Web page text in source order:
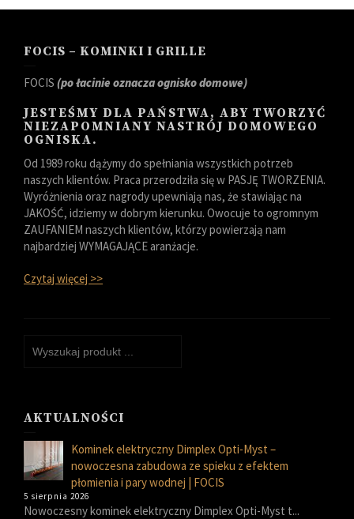
FOCIS – KOMINKI I GRILLE
FOCIS (po łacinie oznacza ognisko domowe)
JESTEŚMY DLA PAŃSTWA, ABY TWORZYĆ
NIEZAPOMNIANY NASTRÓJ DOMOWEGO
OGNISKA.
Od 1989 roku dążymy do spełniania wszystkich potrzeb
naszych klientów. Praca przerodziła się w PASJĘ TWORZENIA.
Wyróżnienia oraz nagrody upewniają nas, że stawiając na
JAKOŚĆ, idziemy w dobrym kierunku. Owocuje to ogromnym
ZAUFANIEM naszych klientów, którzy powierzają nam
najbardziej WYMAGAJĄCE aranżacje.
Czytaj więcej >>
AKTUALNOŚCI
Kominek elektryczny Dimplex Opti-Myst –
nowoczesna zabudowa ze spieku z efektem
płomienia i pary wodnej | FOCIS
5 sierpnia 2026
Nowoczesny kominek elektryczny Dimplex Opti-Myst t...